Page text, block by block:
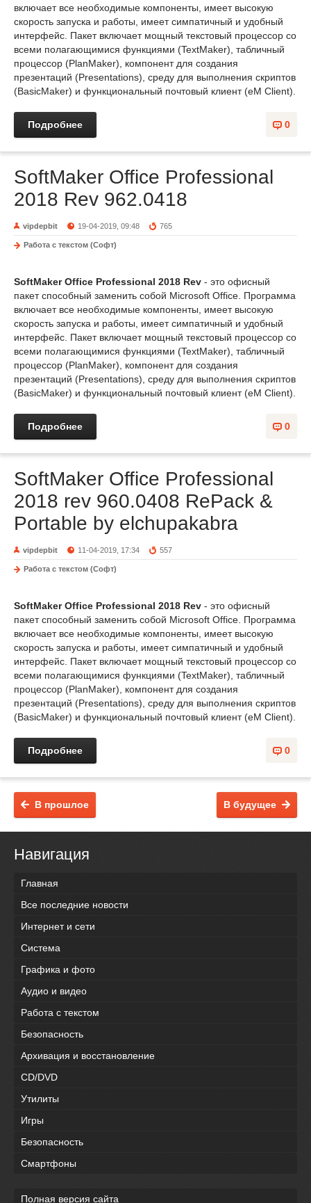
включает все необходимые компоненты, имеет высокую
скорость запуска и работы, имеет симпатичный и удобный
интерфейс. Пакет включает мощный текстовый процессор со
всеми полагающимися функциями (TextMaker), табличный
процессор (PlanMaker), компонент для создания
презентаций (Presentations), среду для выполнения скриптов
(BasicMaker) и функциональный почтовый клиент (eM Client).
0
Подробнее
SoftMaker Office Professional
2018 Rev 962.0418
vipdepbit 19-04-2019, 09:48 765
Работа с текстом (Софт)
SoftMaker Office Professional 2018 Rev - это офисный
пакет способный заменить собой Microsoft Office. Программа
включает все необходимые компоненты, имеет высокую
скорость запуска и работы, имеет симпатичный и удобный
интерфейс. Пакет включает мощный текстовый процессор со
всеми полагающимися функциями (TextMaker), табличный
процессор (PlanMaker), компонент для создания
презентаций (Presentations), среду для выполнения скриптов
(BasicMaker) и функциональный почтовый клиент (eM Client).
0
Подробнее
SoftMaker Office Professional
2018 rev 960.0408 RePack &
Portable by elchupakabra
vipdepbit 11-04-2019, 17:34 557
Работа с текстом (Софт)
SoftMaker Office Professional 2018 Rev - это офисный
пакет способный заменить собой Microsoft Office. Программа
включает все необходимые компоненты, имеет высокую
скорость запуска и работы, имеет симпатичный и удобный
интерфейс. Пакет включает мощный текстовый процессор со
всеми полагающимися функциями (TextMaker), табличный
процессор (PlanMaker), компонент для создания
презентаций (Presentations), среду для выполнения скриптов
(BasicMaker) и функциональный почтовый клиент (eM Client).
0
Подробнее
В будущее
В прошлое
Навигация
Главная
Все последние новости
Интернет и сети
Система
Графика и фото
Аудио и видео
Работа с текстом
Безопасность
Архивация и восстановление
CD/DVD
Утилиты
Игры
Безопасность
Смартфоны
Полная версия сайта